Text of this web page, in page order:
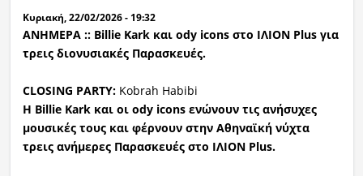
Ραδιόφωνο LIVE
Εκπομπές
Πολιτισμός
Κυριακή, 22/02/2026 - 19:32
ΑΝΗΜΕΡΑ :: Billie Kark και ody icons στο ΙΛΙΟΝ Plus για
τρεις διονυσιακές Παρασκευές.
CLOSING PARTY: Kobrah Habibi
H Billie Kark και οι ody icons ενώνουν τις ανήσυχες
μουσικές τους και φέρνουν στην Αθηναϊκή νύχτα
τρεις ανήμερες Παρασκευές στο ΙΛΙΟΝ Plus.